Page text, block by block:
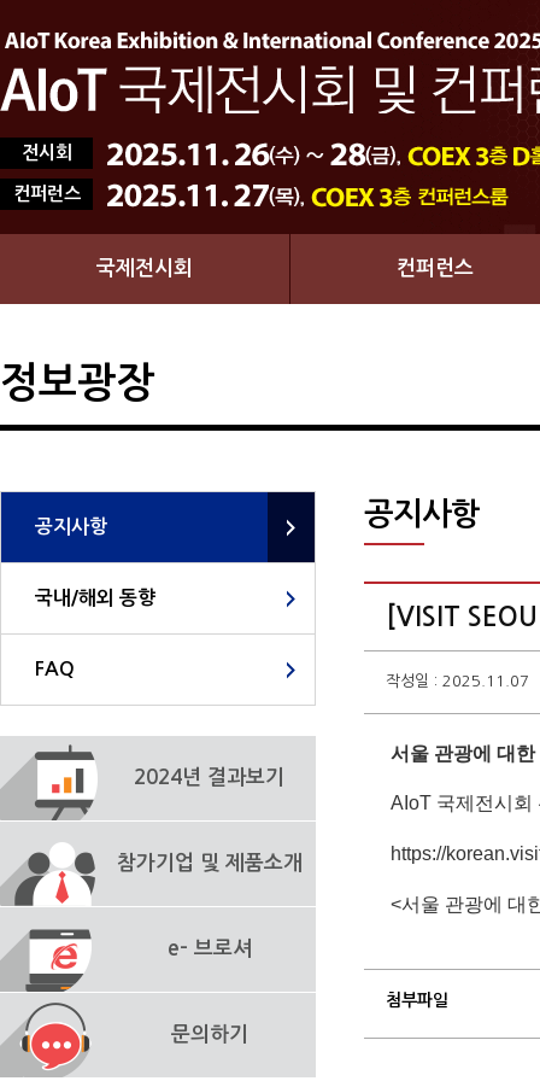
전시회
컨퍼런스
국제전시회 컨퍼런스
정보광장
공지사항
국내/해외 동향
FAQ
2024년 결과보기
참가기업 및 제품소개
e- 브로셔
문의하기
공지사항
[VISIT
작성일 : 2025.11.07
서울 관광에 대
AIoT 국제전시회
https://
<서울 관광에 대
첨부파일